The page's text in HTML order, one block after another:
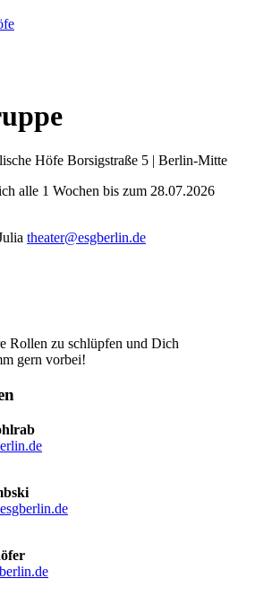
Höfe Borsigstraße 5 | Berlin-Mitte
alle 1 Wochen bis zum 28.07.2026
theater@esgberlin.de
Rollen zu schlüpfen und Dich
gern vorbei!